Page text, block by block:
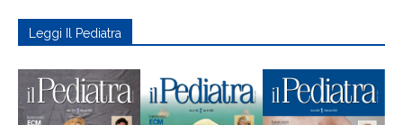
Leggi Il Pediatra